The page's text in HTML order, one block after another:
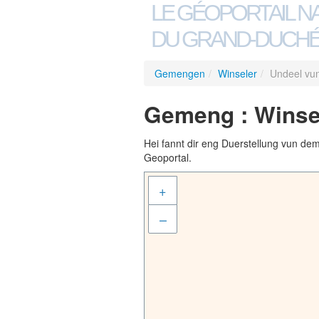
LE GÉOPORTAIL
DU GRAND-
Gemengen / Winseler / Undeel
Gemeng :
Hei fannt dir eng Duerstellung vun
Geoportal.
+
–